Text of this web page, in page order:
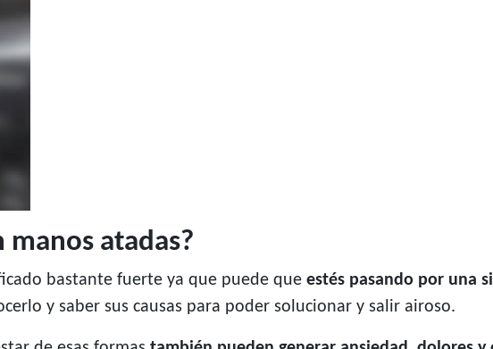
manos atadas?
bastante fuerte ya que puede que estés pasando por una
y saber sus causas para poder solucionar y salir airoso.